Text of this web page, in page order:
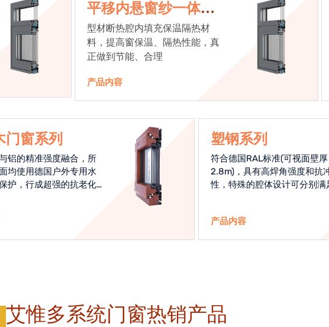
平移内悬窗纱一体系
统
型材断热腔内填充保温隔热材
料，提高窗保温、隔热性能，真
正做到节能、合理
产品内容
门窗系列
铝的精准强度融合，所
均使用德国户外专用水
护，行成超强的抗老化
塑钢系列
符合德国RAL标准(可视面壁厚
2.8m)，具有高焊角强度和抗
性，特殊的腔体设计可分别满
产品内容
艾惟多系统门窗热销产品